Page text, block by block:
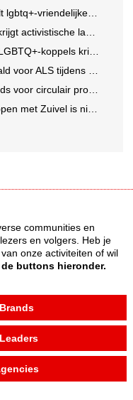
inclusion list beschikbaar
tegen menstruatiearmoede
te hernieuwen op een wel heel bijzondere locatie
eerste Rotterdamse TriALSon
in de sportsector
Zuivel is niet misleidend
communities en
en volgers. Heb je
onze activiteiten of wil
buttons hieronder.